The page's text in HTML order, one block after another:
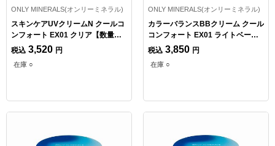
ONLY MINERALS(オンリーミネラル)
スキンケアUVクリームN クールコ
ンフォート EX01 クリア【数量限
定】
税込 3,520 円
在庫 ○
ONLY MINERALS(オンリーミネラル)
カラーバランスBBクリーム クール
コンフォート EX01 ライトベージ
ュ【数量限定】
税込 3,850 円
在庫 ○